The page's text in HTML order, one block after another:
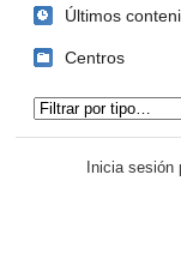
Últimos
Centros
Inicia sesión